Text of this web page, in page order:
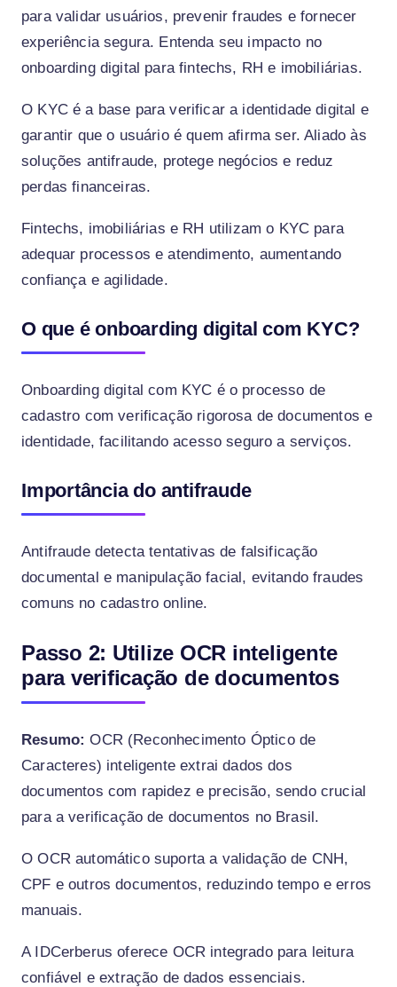
para validar usuários, prevenir fraudes e fornecer
experiência segura. Entenda seu impacto no
onboarding digital para fintechs, RH e imobiliárias.
O KYC é a base para verificar a identidade digital e
garantir que o usuário é quem afirma ser. Aliado às
soluções antifraude, protege negócios e reduz
perdas financeiras.
Fintechs, imobiliárias e RH utilizam o KYC para
adequar processos e atendimento, aumentando
confiança e agilidade.
O que é onboarding digital com KYC?
Onboarding digital com KYC é o processo de
cadastro com verificação rigorosa de documentos e
identidade, facilitando acesso seguro a serviços.
Importância do antifraude
Antifraude detecta tentativas de falsificação
documental e manipulação facial, evitando fraudes
comuns no cadastro online.
Passo 2: Utilize OCR inteligente
para verificação de documentos
Resumo: OCR (Reconhecimento Óptico de
Caracteres) inteligente extrai dados dos
documentos com rapidez e precisão, sendo crucial
para a verificação de documentos no Brasil.
O OCR automático suporta a validação de CNH,
CPF e outros documentos, reduzindo tempo e erros
manuais.
A IDCerberus oferece OCR integrado para leitura
confiável e extração de dados essenciais.